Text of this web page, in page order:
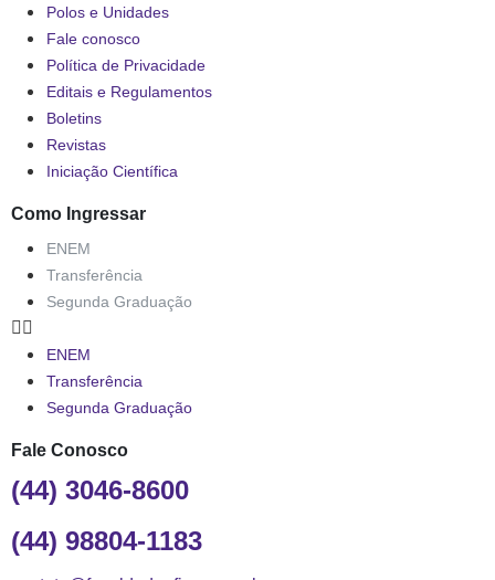
Polos e Unidades
Fale conosco
Política de Privacidade
Editais e Regulamentos
Boletins
Revistas
Iniciação Científica
Como Ingressar
ENEM
Transferência
Segunda Graduação
ENEM
Transferência
Segunda Graduação
Fale Conosco
(44) 3046-8600
(44) 98804-1183